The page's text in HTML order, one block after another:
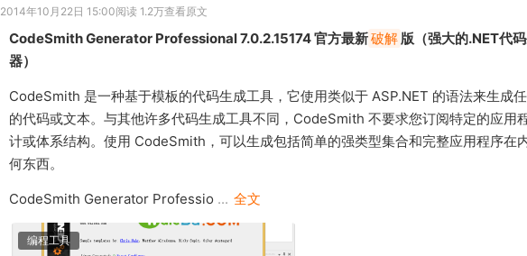
2014年10月22日 15:00阅读 1.2万查看原文
CodeSmith Generator Professional 7.0.2.15174 官方最新破解版（强大的.NET代
器）
CodeSmith 是一种基于模板的代码生成工具，它使用类似于 ASP.NET 的语法来生成
的代码或文本。与其他许多代码生成工具不同，CodeSmith 不要求您订阅特定的应用
计或体系结构。使用 CodeSmith，可以生成包括简单的强类型集合和完整应用程序在
何东西。
CodeSmith Generator Professio ... 全文
编程工具